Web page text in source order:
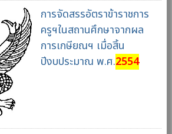
การจัดสรรอัตราข้าราชการ
ครูฯในสถานศึกษาจากผล
การเกษียณฯ เมื่อสิ้น
ปีงบประมาณ พ.ศ.2554